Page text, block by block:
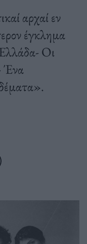
αρχαί εν
έγκλημα
Ελλάδα- Οι
Ένα